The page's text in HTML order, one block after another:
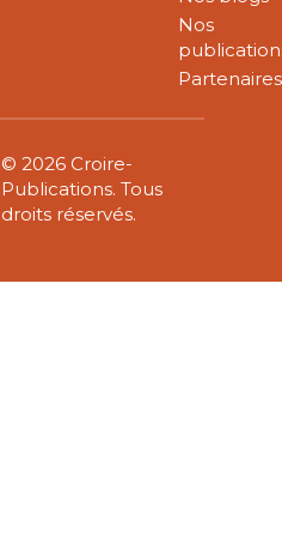
Nos
Partenaires
© 2026 Croire-
Publications. Tous
droits réservés.